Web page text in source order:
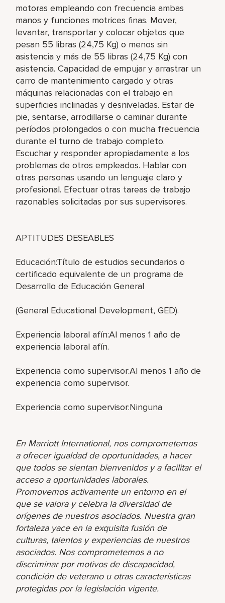
motoras empleando con frecuencia ambas
manos y funciones motrices finas. Mover,
levantar, transportar y colocar objetos que
pesan 55 libras (24,75 Kg) o menos sin
asistencia y más de 55 libras (24,75 Kg) con
asistencia. Capacidad de empujar y arrastrar un
carro de mantenimiento cargado y otras
máquinas relacionadas con el trabajo en
superficies inclinadas y desniveladas. Estar de
pie, sentarse, arrodillarse o caminar durante
períodos prolongados o con mucha frecuencia
durante el turno de trabajo completo.
Escuchar y responder apropiadamente a los
problemas de otros empleados. Hablar con
otras personas usando un lenguaje claro y
profesional. Efectuar otras tareas de trabajo
razonables solicitadas por sus supervisores.
APTITUDES DESEABLES
Educación:Título de estudios secundarios o
certificado equivalente de un programa de
Desarrollo de Educación General
(General Educational Development, GED).
Experiencia laboral afín:Al menos 1 año de
experiencia laboral afín.
Experiencia como supervisor:Al menos 1 año de
experiencia como supervisor.
Experiencia como supervisor:Ninguna
En Marriott International, nos comprometemos
a ofrecer igualdad de oportunidades, a hacer
que todos se sientan bienvenidos y a facilitar el
acceso a oportunidades laborales.
Promovemos activamente un entorno en el
que se valora y celebra la diversidad de
orígenes de nuestros asociados. Nuestra gran
fortaleza yace en la exquisita fusión de
culturas, talentos y experiencias de nuestros
asociados. Nos comprometemos a no
discriminar por motivos de discapacidad,
condición de veterano u otras características
protegidas por la legislación vigente.